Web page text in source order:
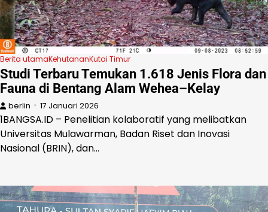
Berita utamaKehutananKutai Timur
Studi Terbaru Temukan 1.618 Jenis Flora dan
Fauna di Bentang Alam Wehea–Kelay
berlin 17 Januari 2026
1BANGSA.ID – Penelitian kolaboratif yang melibatkan
Universitas Mulawarman, Badan Riset dan Inovasi
Nasional (BRIN), dan…